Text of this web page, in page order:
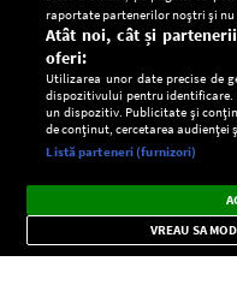
Setări:
Dark
Mode
Radio live, podcasturi,
importante.
raportate partenerilor noștri și nu
Atât noi, cât și
oferi:
Utilizarea unor date precise de
dispozitivului pentru identificare.
un dispozitiv. Publicitate și
de conținut, cercetarea audienței
Listă parteneri (furnizori)
VREAU SA